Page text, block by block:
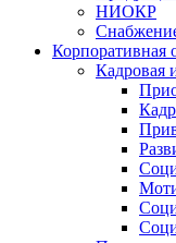
НИОКР
Корпоративная
Кадровая